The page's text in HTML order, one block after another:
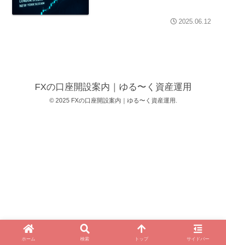
2025.06.12
FXの口座開設案内｜ゆる〜く資産運用
© 2025 FXの口座開設案内｜ゆる〜く資産運用.
ホーム 検索 トップ サイドバー